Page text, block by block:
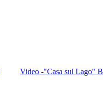
Video -"Casa sul Lago"